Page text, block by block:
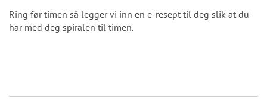
Ring før timen så legger vi inn en e-resept til deg slik at du
har med deg spiralen til timen.